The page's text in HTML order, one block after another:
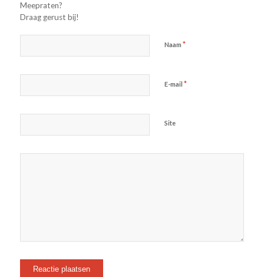
Meepraten?
Draag gerust bij!
Naam *
E-mail *
Site